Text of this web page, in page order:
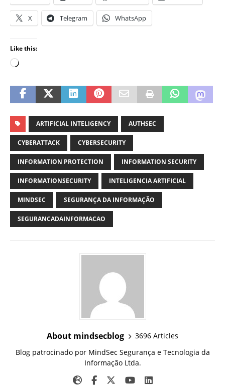
X Telegram WhatsApp
Like this:
ARTIFICIAL INTELIGENCY AUTHSEC
CYBERATTACK CYBERSECURITY
INFORMATION PROTECTION INFORMATION SECURITY
INFORMATIONSECURITY INTELIGENCIA ARTIFICIAL
MINDSEC SEGURANÇA DA INFORMAÇÃO
SEGURANCADAINFORMACAO
About mindsecblog
3696 Articles
Blog patrocinado por MindSec Segurança e Tecnologia da
Informação Ltda.